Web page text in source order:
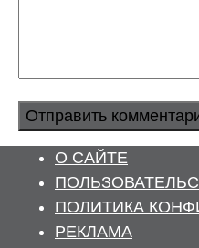
О САЙТЕ
ПОЛИТИКА
РЕКЛАМА